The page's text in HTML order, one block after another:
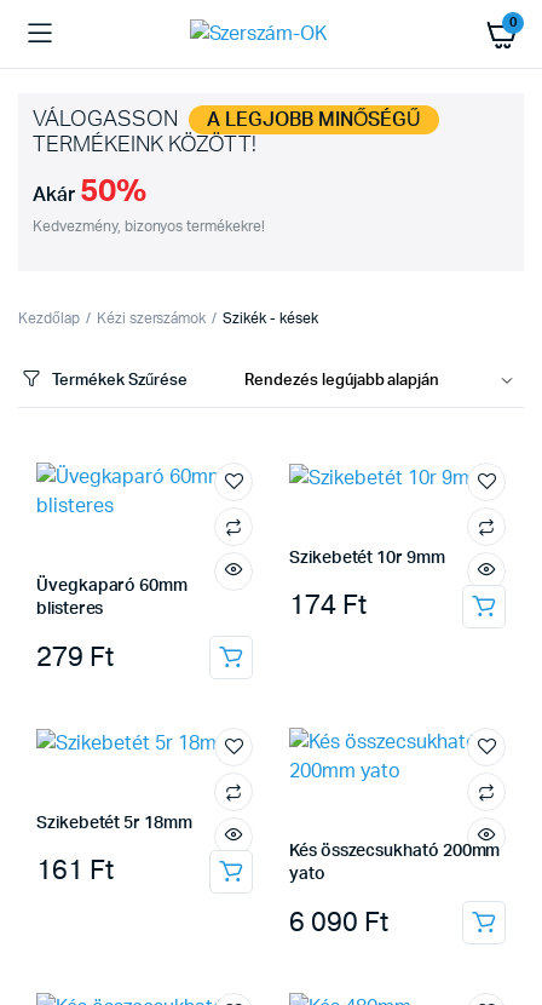
0
VÁLOGASSON A LEGJOBB MINŐSÉGŰ
TERMÉKEINK KÖZÖTT!
Akár 50%
Kedvezmény, bizonyos termékekre!
Kezdőlap Kézi szerszámok Szikék - kések
Termékek Szűrése
Üvegkaparó 60mm
blisteres
279 Ft
Szikebetét 10r 9mm
174 Ft
Szikebetét 5r 18mm
161 Ft
Kés összecsukható 200mm
yato
6 090 Ft